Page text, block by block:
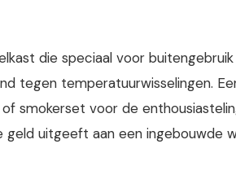
die speciaal voor
tegen temperatuurwisselingen.
smokerset voor de
geld uitgeeft aan een ingebouwde